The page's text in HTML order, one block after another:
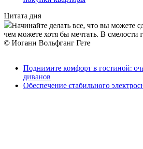
Цитата дня
Начинайте делать все, что вы можете
чем можете хотя бы мечтать. В смелости
© Иоганн Вольфганг Гете
Поднимите комфорт в гостиной:
диванов
Обеспечение стабильного